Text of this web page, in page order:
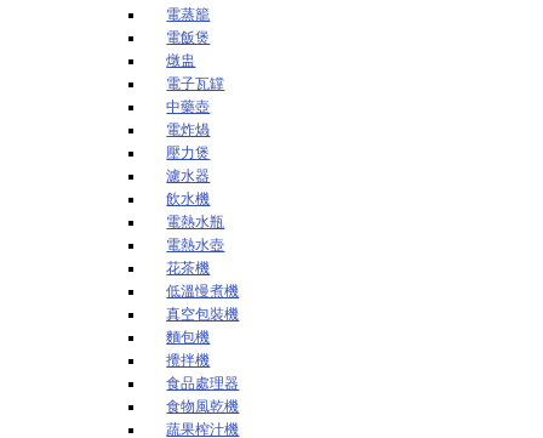
電蒸籠
電飯煲
燉盅
電子瓦罉
中藥壺
電炸煱
壓力煲
濾水器
飲水機
電熱水瓶
電熱水壺
花茶機
低溫慢煮機
真空包裝機
麵包機
攪拌機
食品處理器
食物風乾機
蔬果榨汁機